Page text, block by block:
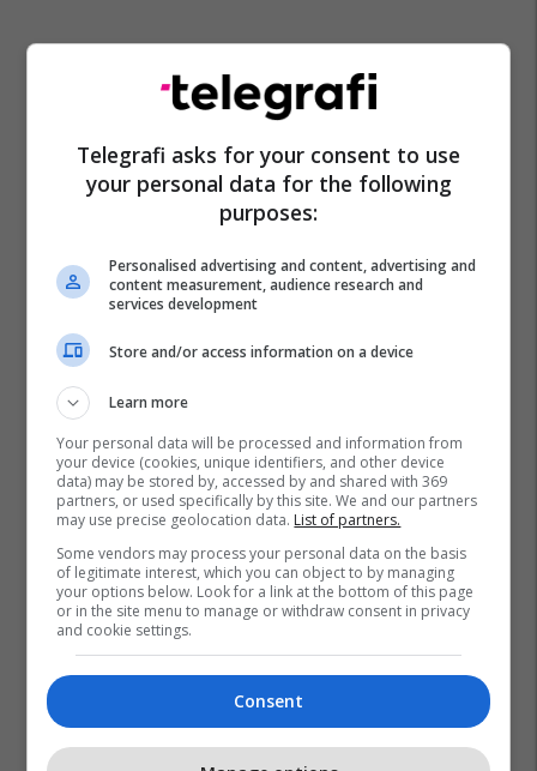
Irani Cia Shba
Lufta Në Iran
Mojtaba Khamenei
Telegrafi asks for your consent to use
your personal data for the following
purposes:
Personalised advertising and content, advertising and
content measurement, audience research and
services development
Store and/or access information on a device
Learn more
Your personal data will be processed and information from
your device (cookies, unique identifiers, and other device
data) may be stored by, accessed by and shared with 369
partners, or used specifically by this site. We and our partners
may use precise geolocation data. List of partners.
Some vendors may process your personal data on the basis
of legitimate interest, which you can object to by managing
your options below. Look for a link at the bottom of this page
or in the site menu to manage or withdraw consent in privacy
and cookie settings.
Consent